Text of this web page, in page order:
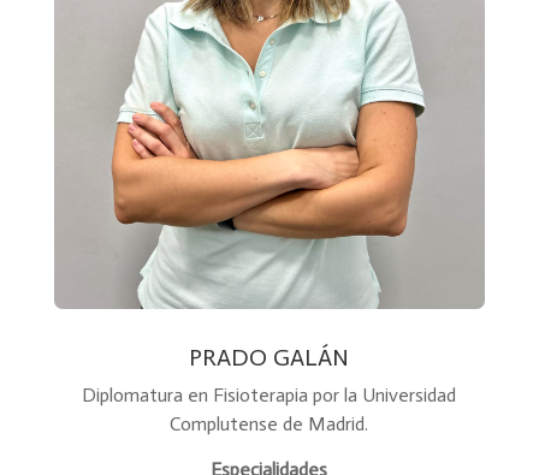
PRADO GALÁN
Diplomatura en Fisioterapia por la Universidad
Complutense de Madrid.
Especialidades